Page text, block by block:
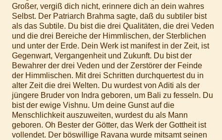
Großer, vergiß dich nicht, erinnere dich an dein wahres
Selbst. Der Patriarch Brahma sagte, daß du subtiler bist
als das Subtile. Du bist die drei Qualitäten, die drei Veden
und die drei Bereiche der Himmlischen, der Sterblichen
und unter der Erde. Dein Werk ist manifest in der Zeit, ist
Gegenwart, Vergangenheit und Zukunft. Du bist der
Bewahrer der drei Veden und der Zerstörer der Feinde
der Himmlischen. Mit drei Schritten durchquertest du in
alter Zeit die drei Welten. Du wurdest von Aditi als der
jüngere Bruder von Indra geboren, um Bali zu fesseln. Du
bist der ewige Vishnu. Um deine Gunst auf die
Menschlichkeit auszuweiten, wurdest du als Mann
geboren. Oh Bester der Götter, das Werk der Gottheit ist
vollendet. Der böswillige Ravana wurde mitsamt seinen